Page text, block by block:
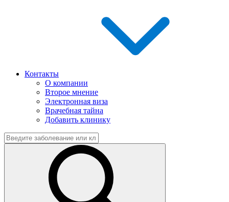
Контакты
О компании
Второе мнение
Электронная виза
Врачебная тайна
Добавить клинику